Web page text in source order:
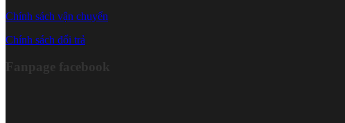
Chính sách vận chuyển
Chính sách đổi trả
Fanpage facebook